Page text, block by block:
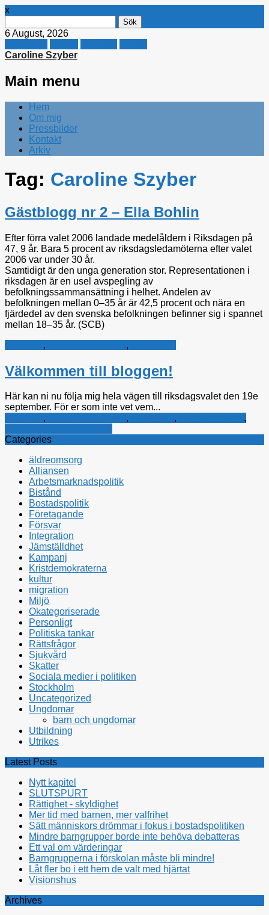
x
efter:
6 August, 2026
Caroline Szyber
Main menu
Skip
content
Hem
Om mig
Pressbilder
Kontakt
Arkiv
Tag: Caroline Szyber
Gästblogg nr 2 – Ella Bohlin
Efter förra valet 2006 landade medelåldern i Riksdagen på
47, 9 år. Bara 5 procent av riksdagsledamöterna efter valet
2006 var under 30 år.
Samtidigt är den unga generation stor. Representationen i
riksdagen är en usel avspegling av
befolkningssammansättning i helhet. Andelen av
befolkningen mellan 0–35 år är 42,5 procent och nära en
fjärdedel av den svenska befolkningen befinner sig i spannet
mellan 18–35 år. (SCB)
, ,
Välkommen till bloggen!
Här kan ni nu följa mig hela vägen till riksdagsvalet den 19e
september. För er som inte vet vem...
, , ,
,
Categories
äldreomsorg
Alliansen
Arbetsmarknadspolitik
Bistånd
Bostadspolitik
Företagande
Försvar
Integration
Jämställdhet
Kampanj
Kristdemokraterna
kultur
migration
Miljö
Okategoriserade
Personligt
Politiska tankar
Rättsfrågor
Sjukvård
Skatter
Sociala medier i politiken
Stockholm
Uncategorized
Ungdomar
barn och ungdomar
Utbildning
Utrikes
Latest Posts
Nytt kapitel
SLUTSPURT
Rättighet - skyldighet
Mer tid med barnen, mer valfrihet
Sätt människors drömmar i fokus i bostadspolitiken
Mindre barngrupper borde inte behöva debatteras
Ett val om värderingar
Barngrupperna i förskolan måste bli mindre!
Låt fler bo i ett hem de valt med hjärtat
Visionshus
Archives